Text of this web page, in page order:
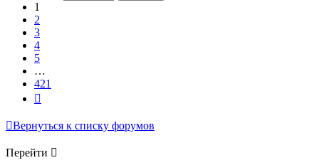
1
2
3
4
5
…
421
Вернуться к списку форумов
Перейти